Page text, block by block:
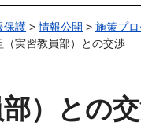
保護 >情報公開 > 施策プ
（実習教員部）との交渉
）との